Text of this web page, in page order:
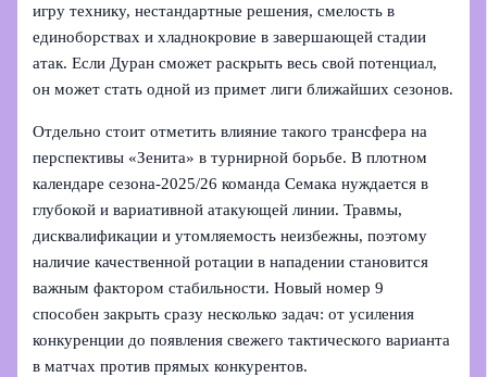
игру технику, нестандартные решения, смелость в
единоборствах и хладнокровие в завершающей стадии
атак. Если Дуран сможет раскрыть весь свой потенциал,
он может стать одной из примет лиги ближайших сезонов.
Отдельно стоит отметить влияние такого трансфера на
перспективы «Зенита» в турнирной борьбе. В плотном
календаре сезона‑2025/26 команда Семака нуждается в
глубокой и вариативной атакующей линии. Травмы,
дисквалификации и утомляемость неизбежны, поэтому
наличие качественной ротации в нападении становится
важным фактором стабильности. Новый номер 9
способен закрыть сразу несколько задач: от усиления
конкуренции до появления свежего тактического варианта
в матчах против прямых конкурентов.